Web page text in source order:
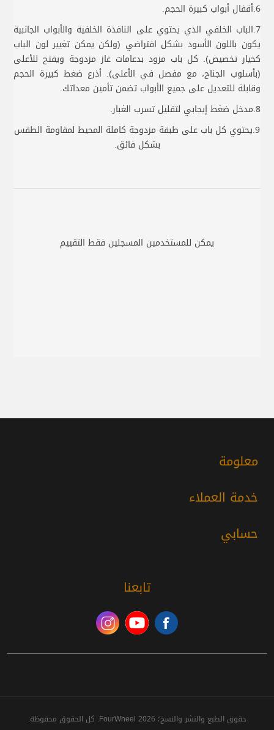
6.أقفال أبواب كبيرة الحجم.
7.الباب الخلفي الذي يحتوي على النافذة الخلفية والأبواب الجانبية
يكون باللون الأسود بشكل افتراضي (ولكن يمكن تغيير لون الباب
كخيار تخصيص). كل باب مزود بدعامات غاز مزدوجة ويفتح للأعلى
(بأسلوب الجناح، مع مفصل في الأعلى). أذرع ضغط كبيرة الحجم
وقابلة للتعديل على جميع الأبواب تضمن تأمين معداتك.
8.مدخل ضغط إيجابي لتقليل تسرب الغبار.
9.يحتوي كل باب على طبقة مزدوجة كاملة المحيط لمقاومة الطقس
بشكل فائق.
يمكن للمستخدمين المسجلين فقط التقييم
معلومة
خدمة العملاء
حسابي
تابعنا
حقوق الطبع والنشر والنسخ؛ 2026 FourWheel. كل الحقوق محفوظة.